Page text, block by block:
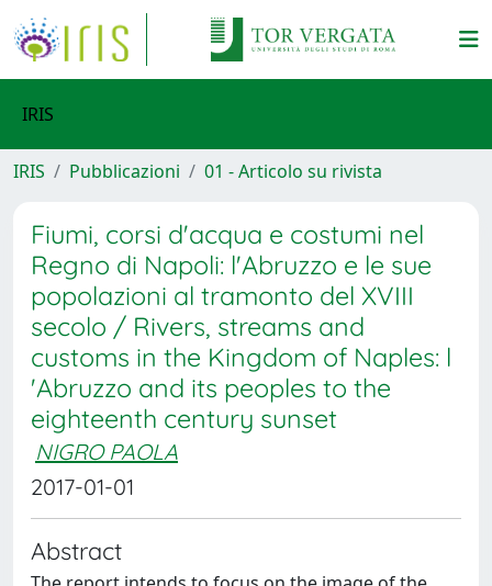
IRIS
IRIS Pubblicazioni 01 - Articolo su rivista
Fiumi, corsi d'acqua e costumi nel
Regno di Napoli: l'Abruzzo e le sue
popolazioni al tramonto del XVIII
secolo / Rivers, streams and
customs in the Kingdom of Naples: l
'Abruzzo and its peoples to the
eighteenth century sunset
NIGRO PAOLA
2017-01-01
Abstract